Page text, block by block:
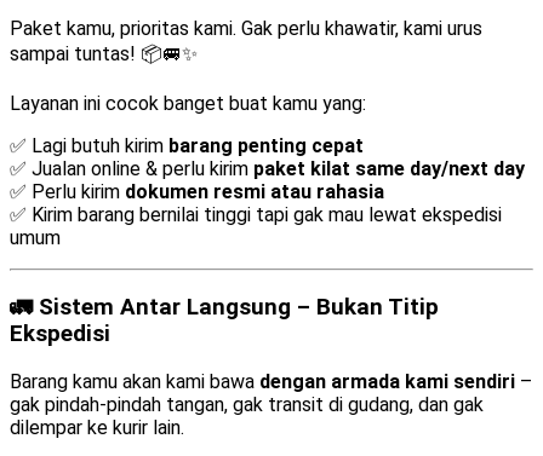
Paket kamu, prioritas kami. Gak perlu khawatir, kami urus
sampai tuntas! 📦🚐✨
Layanan ini cocok banget buat kamu yang:
✅ Lagi butuh kirim barang penting cepat
✅ Jualan online & perlu kirim paket kilat same day/next day
✅ Perlu kirim dokumen resmi atau rahasia
✅ Kirim barang bernilai tinggi tapi gak mau lewat ekspedisi
umum
🚛 Sistem Antar Langsung – Bukan Titip
Ekspedisi
Barang kamu akan kami bawa dengan armada kami sendiri –
gak pindah-pindah tangan, gak transit di gudang, dan gak
dilempar ke kurir lain.